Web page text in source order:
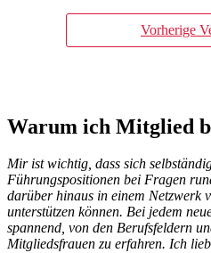
Vorherige
Warum ich Mitglied
Mir ist wichtig, dass sich
Führungspositionen bei Fragen
darüber hinaus in einem Netzwerk
unterstützen können. Bei jedem
spannend, von den Berufsfeldern
Mitgliedsfrauen zu erfahren. Ich